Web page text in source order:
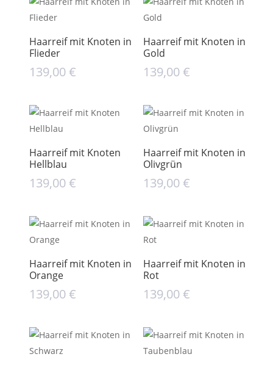
Haarreif mit Knoten in
Flieder
139,00€
Haarreif mit Knoten in
Gold
139,00€
Haarreif mit Knoten
Hellblau
139,00€
Haarreif mit Knoten in
Olivgrün
139,00€
Haarreif mit Knoten in
Orange
139,00€
Haarreif mit Knoten in
Rot
139,00€